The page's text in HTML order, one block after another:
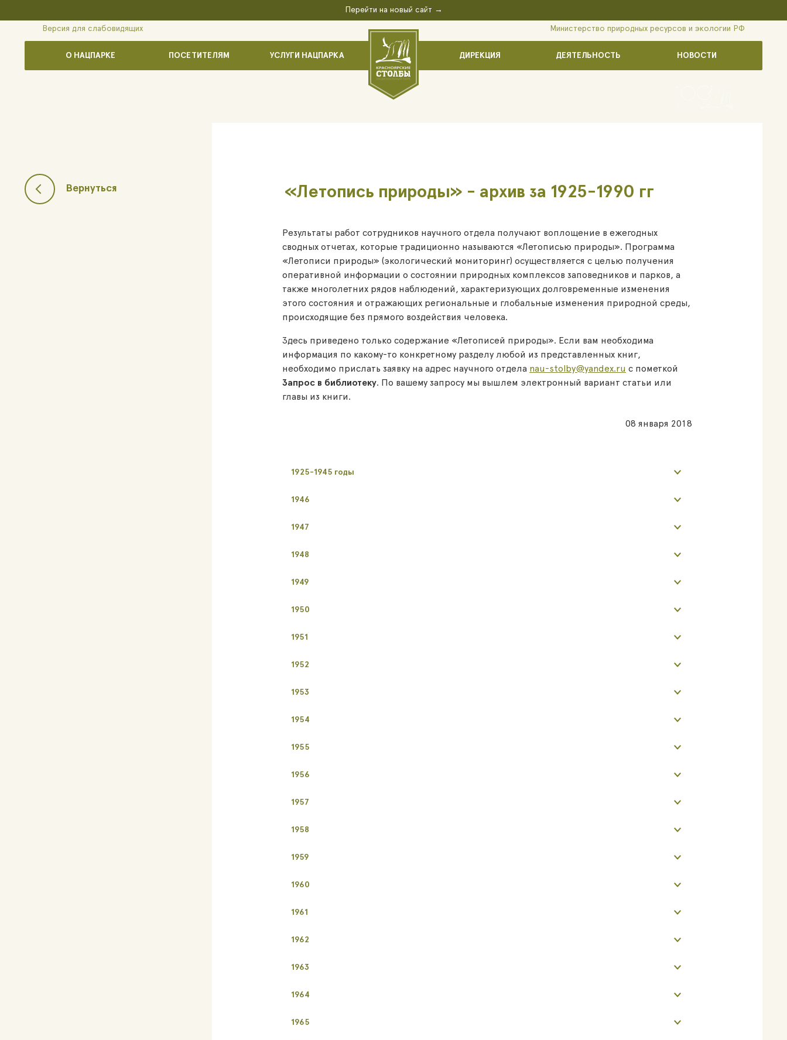
Перейти на новый сайт →
Версия для слабовидящих
О НАЦПАРКЕ ПОСЕТИТЕЛЯМ УСЛУГИ НАЦПАРКА ДИРЕКЦИЯ ДЕЯТЕЛЬНОСТЬ НОВОСТИ
Министерство природных ресурсов и экологии РФ
Вернуться «Летопись природы» - архив за 1925-1990 гг
Результаты работ сотрудников научного отдела получают воплощение в ежегодных
сводных отчетах, которые традиционно называются «Летописью природы». Программа
«Летописи природы» (экологический мониторинг) осуществляется с целью получения
оперативной информации о состоянии природных комплексов заповедников и парков, а
также многолетних рядов наблюдений, характеризующих долговременные изменения
этого состояния и отражающих региональные и глобальные изменения природной среды,
происходящие без прямого воздействия человека.
Здесь приведено только содержание «Летописей природы». Если вам необходима
информация по какому-то конкретному разделу любой из представленных книг,
необходимо прислать заявку на адрес научного отдела nau-stolby@yandex.ru с пометкой
Запрос в библиотеку. По вашему запросу мы вышлем электронный вариант статьи или
главы из книги.
08 января 2018
1925-1945 годы
1946
1947
1948
1949
1950
1951
1952
1953
1954
1955
1956
1957
1958
1959
1960
1961
1962
1963
1964
1965